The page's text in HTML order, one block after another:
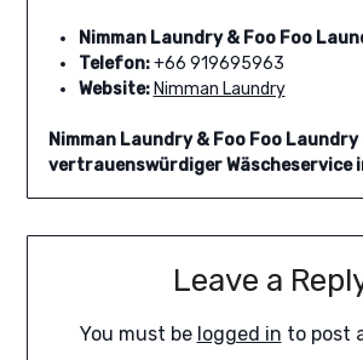
Nimman Laundry & Foo Foo
Telefon:+66 919695963
Website: Nimman Laundry
Nimman Laundry & Foo Foo Laundry
vertrauenswürdiger Wäscheservice
Leave a
You must be logged in to post